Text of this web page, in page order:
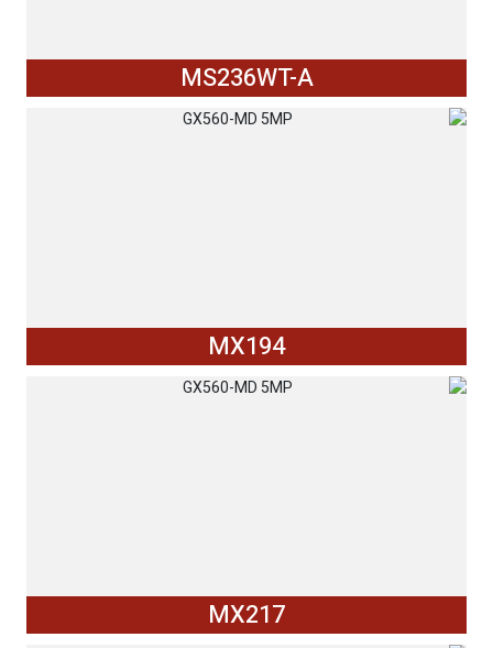
MS236WT-A
MX194
MX217